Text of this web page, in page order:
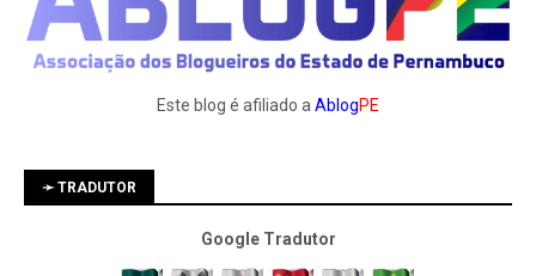
Este blog é afiliado a AblogPE
➛ TRADUTOR
Google Tradutor